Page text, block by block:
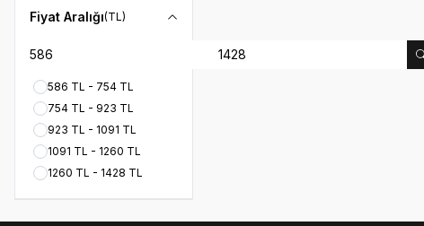
Fiyat Aralığı(TL)
586 TL - 754 TL
754 TL - 923 TL
923 TL - 1091 TL
1091 TL - 1260 TL
1260 TL - 1428 TL